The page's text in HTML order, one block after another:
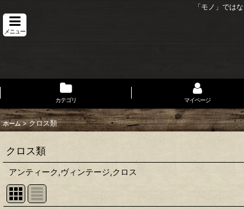
「モノ」で
メニュー
カテゴリ マイページ
ホーム > クロス類
クロス類
アンティーク,ヴィンテージ,クロス